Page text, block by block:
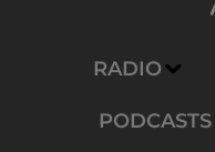
RADIO
PODCASTS